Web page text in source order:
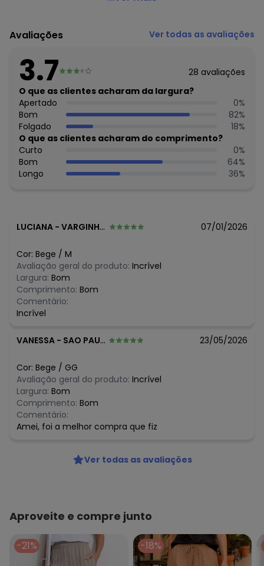
Comprimento: Longo
Tecido: Malha tweed 225g 48% algodão, 31% viscose, 15%
Histórico de preços
O preço apresentado abaixo é o menor oferecido em
algum dia do mês, para o menor tamanho disponível.
agosto/2026
N/D*
julho/2026 R$ 130,99
junho/2026 R$ 100,99
maio/2026 R$ 135,99
abril/2026 R$ 135,99
março/2026 R$ 145,99
Avaliações Ver todas as avaliações
3.7 28 avaliações
O que as clientes acharam da largura?
Apertado
0%
Bom
82%
Folgado
18%
O que as clientes acharam do comprimento?
Curto
0%
Bom
64%
Longo
36%
LUCIANA - VARGINHA - MG 07/01/2026
Cor: Bege / M
Avaliação geral do produto: Incrível
Largura: Bom
Comprimento: Bom
Comentário:
Incrível
VANESSA - SAO PAULO - SP 23/05/2026
Cor: Bege / GG
Avaliação geral do produto: Incrível
Largura: Bom
Comprimento: Bom
Comentário:
Amei, foi a melhor compra que fiz
Ver todas as avaliações
Aproveite e compre junto
-21% -18%